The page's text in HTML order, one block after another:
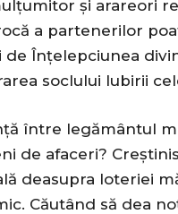
și arareori
a partenerilor
Înțelepciunea
soclului Iubirii
între legământul
de afaceri?
deasupra loteriei
Căutând să dea